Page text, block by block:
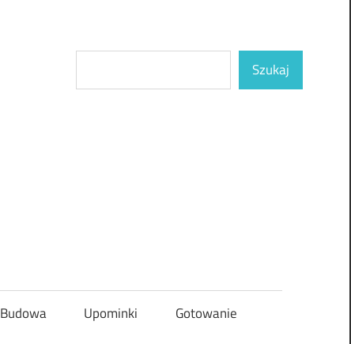
Szukaj
Budowa Upominki Gotowanie